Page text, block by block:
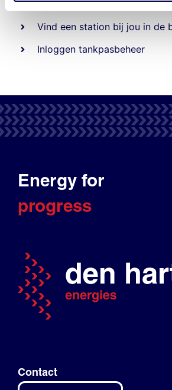
Den Hartog tank- en laadpas
Vind een station bij jou in de
Inloggen tankpasbeheer
Energy for
progress
Contact